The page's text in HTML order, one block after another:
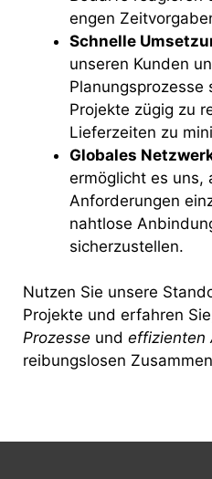
engen
Schnelle
unseren Kunden
Planungsprozesse
Projekte zügig zu
Lieferzeiten zu
Globales
ermöglicht es uns,
Anforderungen
nahtlose
sicherzustellen.
Nutzen Sie unsere
Projekte und erfahren
Prozesse und effizienten
reibungslosen